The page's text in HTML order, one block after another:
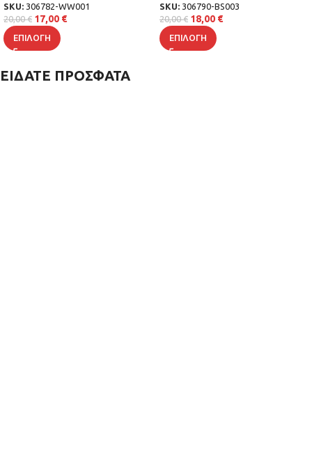
SKU: 306782-WW001
20,00€ 17,00 €
ΕΠΙΛΟΓΉ
SKU: 306790-BS003
20,00€ 18,00 €
ΕΠΙΛΟΓΉ
ΕΙΔΑΤΕ ΠΡΟΣΦΑΤΑ